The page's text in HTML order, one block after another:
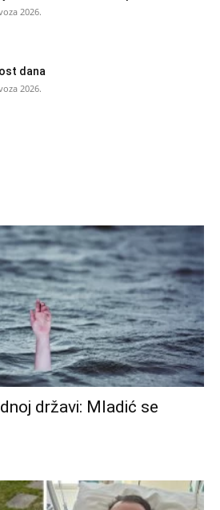
2026.
dana
2026.
državi: Mladić se